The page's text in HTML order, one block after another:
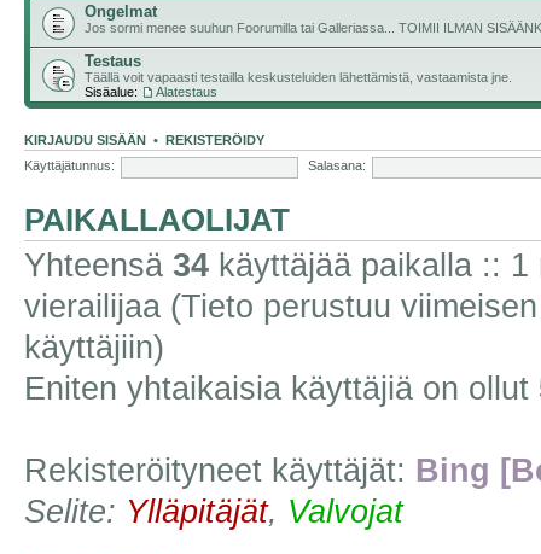
Ongelmat
Jos sormi menee suuhun Foorumilla tai Galleriassa... TOIMII ILMAN
Testaus
Täällä voit vapaasti testailla keskusteluiden lähettämistä, vastaamista jne.
Sisäalue:
Alatestaus
KIRJAUDU SISÄÄN • REKISTERÖIDY
Käyttäjätunnus:
Salasana:
PAIKALLAOLIJAT
Yhteensä 34 käyttäjää paikalla ::
vierailijaa (Tieto perustuu
käyttäjiin)
Eniten yhtaikaisia käyttäjiä on ollut
Rekisteröityneet käyttäjät: Bing
Selite: Ylläpitäjät, Valvojat